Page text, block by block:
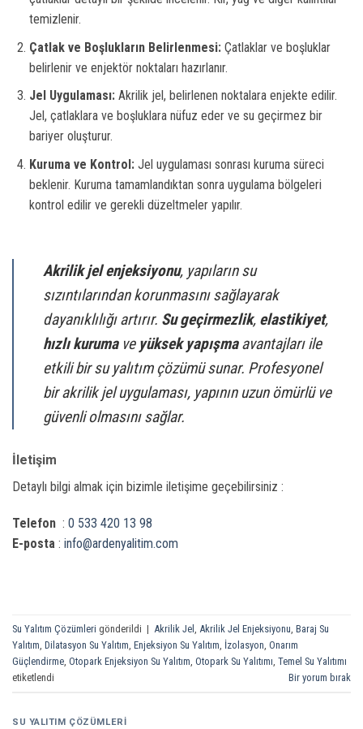
temizlenir.
Çatlak ve Boşlukların Belirlenmesi:Çatlaklar ve boşluklar
belirlenir ve enjektör noktaları hazırlanır.
Jel Uygulaması:Akrilik jel, belirlenen noktalara enjekte edilir.
Jel, çatlaklara ve boşluklara nüfuz eder ve su geçirmez bir
bariyer oluşturur.
Kuruma ve Kontrol:Jel uygulaması sonrası kuruma süreci
beklenir. Kuruma tamamlandıktan sonra uygulama bölgeleri
kontrol edilir ve gerekli düzeltmeler yapılır.
Akrilik jel enjeksiyonu, yapıların su
sızıntılarından korunmasını sağlayarak
dayanıklılığı artırır. Su geçirmezlik, elastikiyet,
hızlı kurumave yüksek yapışmaavantajları ile
etkili bir su yalıtım çözümü sunar. Profesyonel
bir akrilik jel uygulaması, yapının uzun ömürlü ve
güvenli olmasını sağlar.
İletişim
Detaylı bilgi almak için bizimle iletişime geçebilirsiniz :
Telefon : 0 533 420 13 98
E-posta : info@ardenyalitim.com
Su Yalıtım Çözümleri gönderildi | Akrilik Jel Akrilik Jel Enjeksiyonu Baraj Su
Yalıtım Dilatasyon Su Yalıtım Enjeksiyon Su Yalıtım İzolasyon Onarım
Güçlendirme Otopark Enjeksiyon Su Yalıtım Otopark Su Yalıtımı Temel Su Yalıtımı
etiketlendi
Bir yorum bırak
SU YALITIM ÇÖZÜMLERI